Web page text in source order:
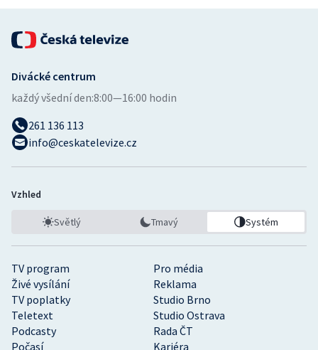
TV program
Pro média
Živé vysílání
Reklama
TV poplatky
Studio Brno
Teletext
Studio Ostrava
Podcasty
Rada ČT
Počasí
Kariéra
Divácké centrum
každý všední den:8:00—16:00 hodin
261 136 113
info@ceskatelevize.cz
Vzhled
Světlý Tmavý Systém